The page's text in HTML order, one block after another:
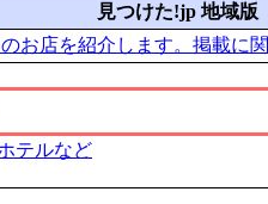
見つけた!jp 地域版
お店を紹介します。掲載に
テルなど